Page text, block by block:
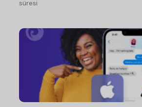
süresi